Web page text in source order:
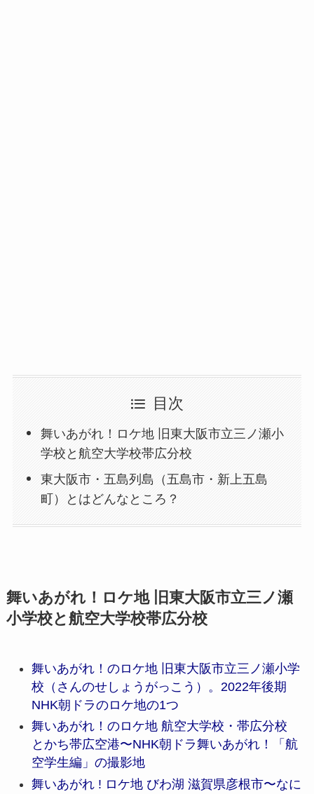
目次
舞いあがれ！ロケ地 旧東大阪市立三ノ瀬小
学校と航空大学校帯広分校
東大阪市・五島列島（五島市・新上五島
町）とはどんなところ？
舞いあがれ！ロケ地 旧東大阪市立三ノ瀬
小学校と航空大学校帯広分校
舞いあがれ！のロケ地 旧東大阪市立三ノ瀬小学
校（さんのせしょうがっこう）。2022年後期
NHK朝ドラのロケ地の1つ
舞いあがれ！のロケ地 航空大学校・帯広分校
とかち帯広空港〜NHK朝ドラ舞いあがれ！「航
空学生編」の撮影地
舞いあがれ ! ロケ地 びわ湖 滋賀県彦根市〜なに